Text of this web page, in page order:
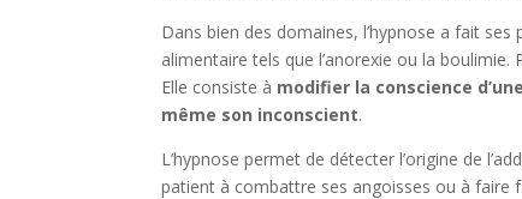
Dans bien des domaines, l’hypnose a fait
alimentaire tels que l’anorexie ou la
Elle consiste à modifier la conscience
même son inconscient.
L’hypnose permet de détecter l’origine de
patient à combattre ses angoisses ou à faire